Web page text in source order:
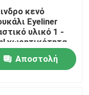
κενό
Eyeliner
υλικό 1 -
χωρητικότητα
Αποστολή